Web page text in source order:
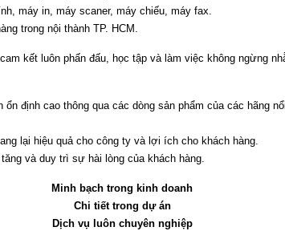
máy in, máy scaner, máy chiếu, máy fax.
trong nội thành TP. HCM.
kết luôn phấn đấu, học tập và làm việc không ngừng
định cao thông qua các dòng sản phẩm của các hãng
lại hiệu quả cho công ty và lợi ích cho khách hàng.
và duy trì sự hài lòng của khách hàng.
Minh bạch trong kinh doanh
Chi tiết trong dự án
Dịch vụ luôn chuyên nghiệp